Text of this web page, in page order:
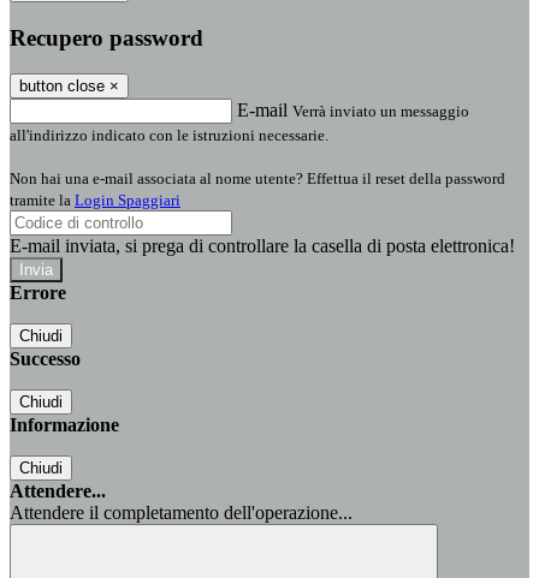
Recupero password
button close ×
E-mail Verrà inviato un messaggio
all'indirizzo indicato con le istruzioni necessarie.
Non hai una e-mail associata al nome utente? Effettua il reset della password
tramite la Login Spaggiari
E-mail inviata, si prega di controllare la casella di posta elettronica!
Errore
Chiudi
Successo
Chiudi
Informazione
Chiudi
Attendere...
Attendere il completamento dell'operazione...